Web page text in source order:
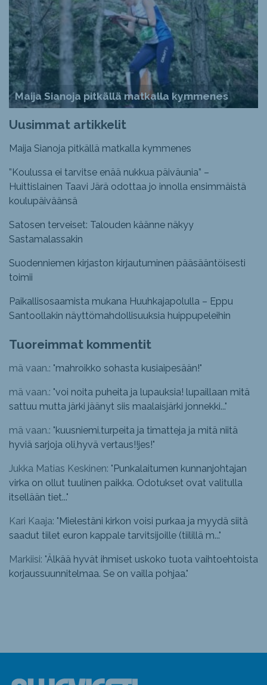
Maija Sianoja pitkällä matkalla kymmenes
Uusimmat artikkelit
Maija Sianoja pitkällä matkalla kymmenes
”Koulussa ei tarvitse enää nukkua päiväunia” –
Huittislainen Taavi Järä odottaa jo innolla ensimmäistä
koulupäiväänsä
Satosen terveiset: Talouden käänne näkyy
Sastamalassakin
Suodenniemen kirjaston kirjautuminen pääsääntöisesti
toimii
Paikallisosaamista mukana Huuhkajapolulla – Eppu
Santoollakin näyttömahdollisuuksia huippupeleihin
Tuoreimmat kommentit
mä vaan.: "mahroikko sohasta kusiaipesään!"
mä vaan.: "voi noita puheita ja lupauksia! lupaillaan mitä
sattuu mutta järki jäänyt siis maalaisjärki jonnekki..."
mä vaan.: "kuusniemi.turpeita ja timatteja ja mitä niitä
hyviä sarjoja oli,hyvä vertaus!!jes!"
Jukka Matias Keskinen: "Punkalaitumen kunnanjohtajan
virka on ollut tuulinen paikka. Odotukset ovat valitulla
itsellään tiet..."
Kari Kaaja: "Mielestäni kirkon voisi purkaa ja myydä siitä
saadut tiilet euron kappale tarvitsijoille (tiilillä m..."
Markiisi: "Älkää hyvät ihmiset uskoko tuota vaihtoehtoista
korjaussuunnitelmaa. Se on vailla pohjaa."